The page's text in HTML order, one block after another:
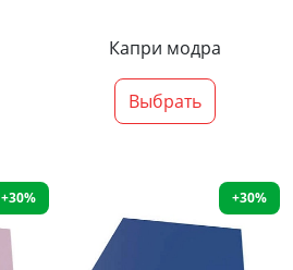
Капри модра
Выбрать
+30% +30%